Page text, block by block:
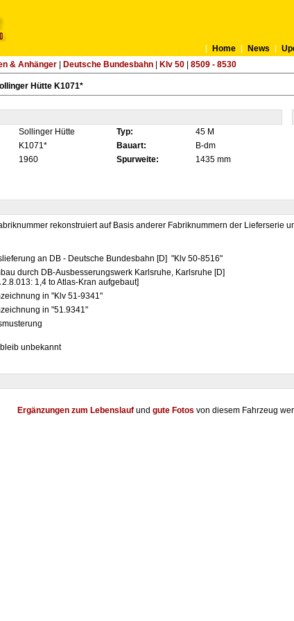
Home News
& Anhänger| Deutsche Bundesbahn| Klv 50| 8509 - 8530
Hütte K1071*
Sollinger Hütte Typ: 45 M
K1071* Bauart:
B-dm
1960 Spurweite: 1435 mm
rekonstruiert auf Basis anderer Fabriknummern der Lieferserie
an DB - Deutsche Bundesbahn [D] "Klv 50-8516"
durch DB-Ausbesserungswerk Karlsruhe, Karlsruhe [D]
2.8.013: 1,4 to Atlas-Kran aufgebaut]
in "Klv 51-9341"
in "51.9341"
unbekannt
Ergänzungen zum Lebenslaufund gute Fotos von diesem Fahrzeug